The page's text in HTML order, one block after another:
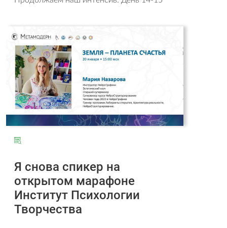
Я снова спикер на
открытом марафоне
Институт Психологии
Творчества